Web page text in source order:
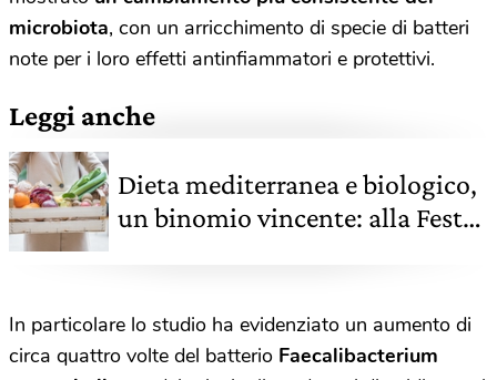
microbiota, con un arricchimento di specie di batteri
note per i loro effetti antinfiammatori e protettivi.
Leggi anche
Dieta mediterranea e biologico,
un binomio vincente: alla Festa
In particolare lo studio ha evidenziato un aumento di
circa quattro volte del batterio Faecalibacterium